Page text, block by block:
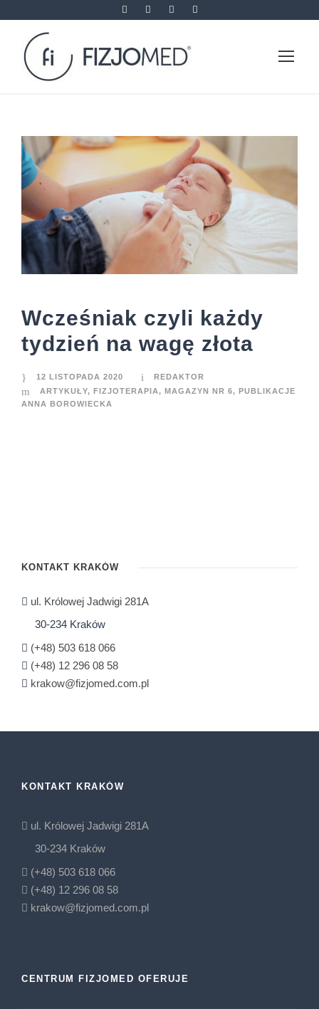
Wcześniak czyli każdy
tydzień na wagę złota
12 LISTOPADA 2020
REDAKTOR
ARTYKUŁY, FIZJOTERAPIA, MAGAZYN NR 6, PUBLIKACJE
ANNA BOROWIECKA
KONTAKT KRAKÓW
ul. Królowej Jadwigi 281A
30-234 Kraków
(+48) 503 618 066
(+48) 12 296 08 58
krakow@fizjomed.com.pl
KONTAKT KRAKÓW
ul. Królowej Jadwigi 281A
30-234 Kraków
(+48) 503 618 066
(+48) 12 296 08 58
krakow@fizjomed.com.pl
CENTRUM FIZJOMED OFERUJE